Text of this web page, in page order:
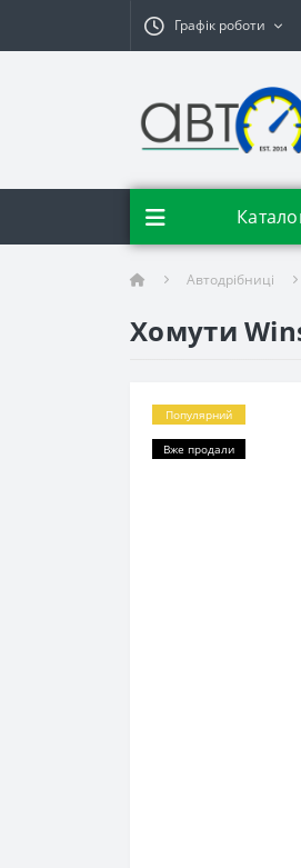
Графік роботи
Автодрібниці
Хомути
Популярний
Вже продали